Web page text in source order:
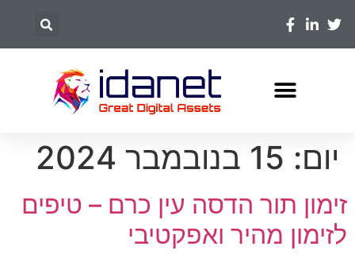
יום: 15 בנובמבר 2024
זימון תור הדסה עין כרם – טיפים
לזימון מהיר ואפקטיבי